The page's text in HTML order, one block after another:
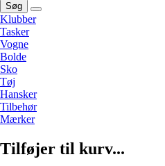
Søg
Klubber
Tasker
Vogne
Bolde
Sko
Tøj
Hansker
Tilbehør
Mærker
Tilføjer til kurv...